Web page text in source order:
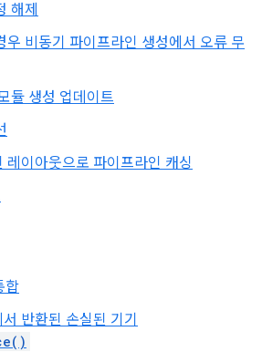
해제
우 비동기 파이프라인 생성에서 오류 무
듈 생성 업데이트
레이아웃으로 파이프라인 캐싱
합
반환된 손실된 기기